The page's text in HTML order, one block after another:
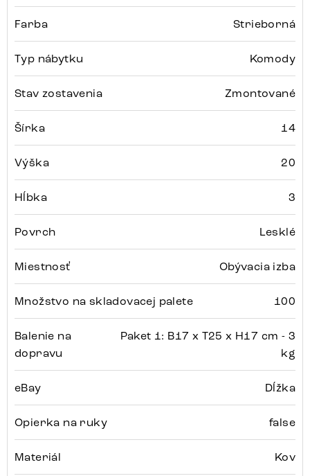
Farba Strieborná
Typ nábytku Komody
Stav zostavenia Zmontované
Šírka 14
Výška 20
Hĺbka 3
Povrch Lesklé
Miestnosť Obývacia izba
Množstvo na skladovacej palete 100
Balenie na
dopravu
Paket 1: B17 x T25 x H17 cm - 3
kg
eBay Dĺžka
Opierka na ruky false
Materiál Kov